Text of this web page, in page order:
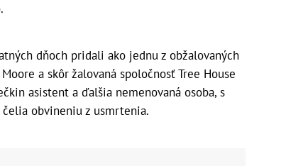
dňoch pridali ako jednu z obžalovaných
a skôr žalovaná spoločnosť Tree House
asistent a ďalšia nemenovaná osoba, s
obvineniu z usmrtenia.